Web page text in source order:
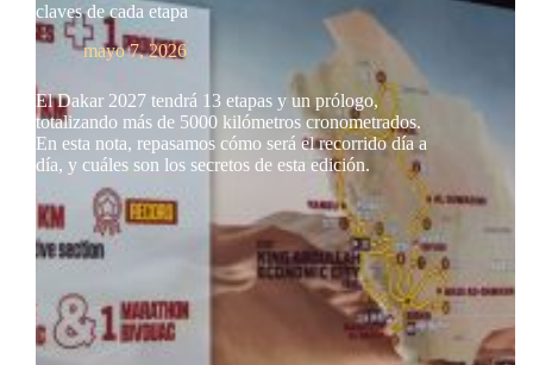
claves de cada etapa
mayo 7, 2026
El Dakar 2027 tendrá 13 etapas y un prólogo,
totalizando más de 5000 kilómetros cronometrados.
En esta nota, repasamos cómo será el recorrido día a
día, y cuáles son los secretos de esta edición.